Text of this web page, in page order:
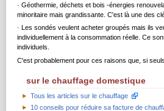
· Géothermie, déchets et bois -énergies
minoritaire mais grandissante. C'est là une des
· Les sondés veulent acheter groupés mais ils
individuellement à la consommation réelle. Ce
individuels.
C'est probablement pour ces raisons que, si
sur le chauffage domestique
Tous les articles sur le chauffage
10 conseils pour réduire sa facture de